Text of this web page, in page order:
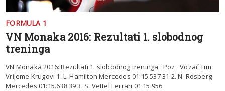
FORMULA 1
VN Monaka 2016: Rezultati 1. slobodnog
treninga
VN Monaka 2016: Rezultati 1. slobodnog treninga . Poz. Vozač Tim
Vrijeme Krugovi 1. L. Hamilton Mercedes 01:15.537 31 2. N. Rosberg
Mercedes 01:15.638 39 3. S. Vettel Ferrari 01:15.956